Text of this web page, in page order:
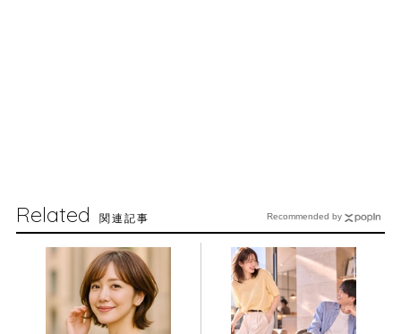
Related 関連記事 Recommended by